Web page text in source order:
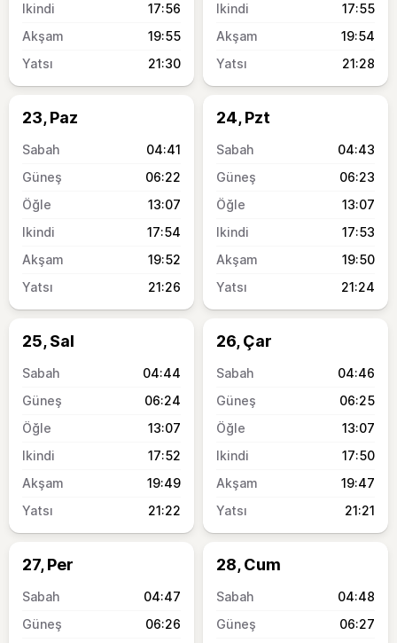
17:56
19:55
21:30
17:55
19:54
21:28
23, Paz
04:41
06:22
13:07
17:54
19:52
21:26
24, Pzt
04:43
06:23
13:07
17:53
19:50
21:24
25, Sal
04:44
06:24
13:07
17:52
19:49
21:22
26, Çar
04:46
06:25
13:07
17:50
19:47
21:21
27, Per
04:47
06:26
28, Cum
04:48
06:27